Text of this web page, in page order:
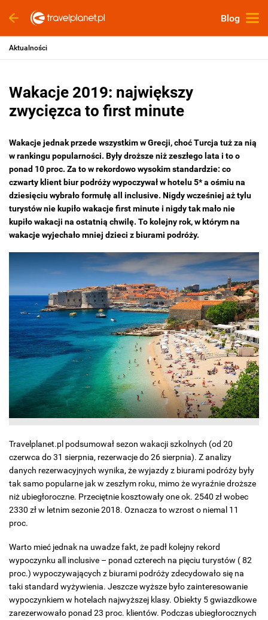
Blog
Aktualności
Wakacje 2019: największy
zwycięzca to first minute
Wakacje jednak przede wszystkim w Grecji, choć Turcja tuż za nią
w rankingu popularności. Były droższe niż zeszłego lata i to o
ponad 10 proc. Za to w rekordowo wysokim standardzie: co
czwarty klient biur podróży wypoczywał w hotelu 5* a ośmiu na
dziesięciu wybrało formułę all inclusive. Nigdy wcześniej aż tylu
turystów nie kupiło wakacje first minute i nigdy tak mało nie
kupiło wakacji na ostatnią chwilę. To kolejny rok, w którym na
wakacje wyjechało mniej dzieci z biurami podróży.
Travelplanet.pl podsumował sezon wakacji szkolnych (od 20
czerwca do 31 sierpnia, rezerwacje do 26 sierpnia). Z analizy
danych rezerwacyjnych wynika, że wyjazdy z biurami podróży były
tak samo popularne jak w zeszłym roku, mimo że wyraźnie droższe
niż ubiegłoroczne. Przeciętnie kosztowały one ok. 2540 zł wobec
2330 zł w letnim sezonie 2018. Oznacza to wzrost o niemal 11
proc.
Warto mieć jednak na uwadze fakt, że padł kolejny rekord
wypoczynku all inclusive – ponad czterech na pięciu turystów ( 82
proc.) wypoczywających z biurami podróży zdecydowało się na
taki standard wyżywienia. Jeszcze wyższe było zainteresowanie
wypoczynkiem w hotelach najwyższej klasy. Obiekty 5 gwiazdkowe
zarezerwowało ponad 23 proc. klientów. Podczas ubiegłorocznych